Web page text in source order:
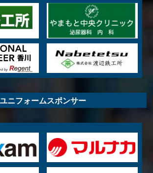
ユニフォームスポンサー